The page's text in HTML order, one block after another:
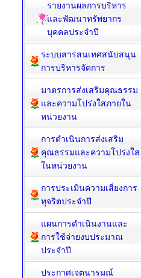
รายงานผลการบริหาร
และพัฒนาทรัพยากร
บุคคลประจำปี
ระบบสารสนเทศสนับสนุน
การบริหารจัดการ
มาตรการส่งเสริมคุณธรรม
และความโปร่งใสภายใน
หน่วยงาน
การดำเนินการส่งเสริม
คุณธรรมและความโปร่งใส
ในหน่วยงาน
การประเมินความเสี่ยงการ
ทุจริตประจำปี
แผนการดำเนินงานและ
การใช้จ่ายงบประมาณ
ประจำปี
ประกาศเจตนารมณ์